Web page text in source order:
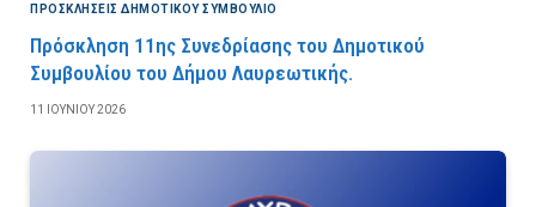
ΠΡΟΣΚΛΉΣΕΙΣ ΔΗΜΟΤΙΚΟΎ ΣΥΜΒΟΎΛΙΟ
Πρόσκληση 11ης Συνεδρίασης του Δημοτικού
Συμβουλίου του Δήμου Λαυρεωτικής.
11 ΙΟΥΝΊΟΥ 2026